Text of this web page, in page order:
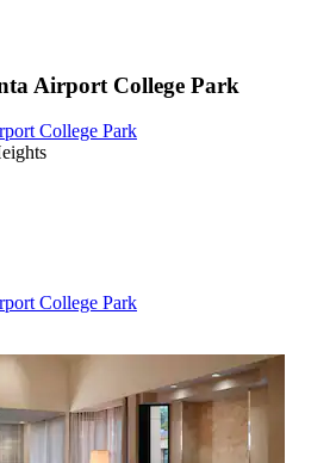
Airport College Park
College Park
College Park